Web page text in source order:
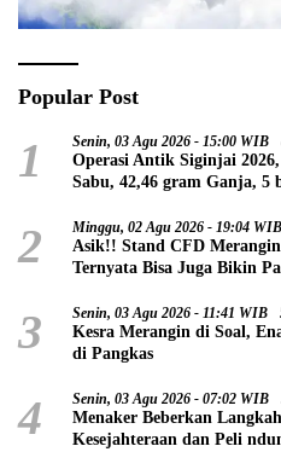
Popular Post
1 Senin, 03 Agu 2026 - 15:00 WIB
Operasi Antik Siginjai
Sabu, 42,46 gram Ganja, 5
2 Minggu, 02 Agu 2026 - 19:04 WIB
Asik!! Stand CFD
Ternyata Bisa Juga Bikin
3 Senin, 03 Agu 2026 - 11:41 WIB
Kesra Merangin di Soal,
di Pangkas
4 Senin, 03 Agu 2026 - 07:02 WIB
Menaker Beberkan
Kesejahteraan dan Peli